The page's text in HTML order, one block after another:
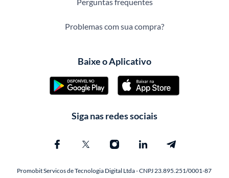
Problemas com sua compra?
Baixe o Aplicativo
Siga nas redes sociais
Promobit Servicos de Tecnologia Digital Ltda - CNPJ 23.895.251/0001-87